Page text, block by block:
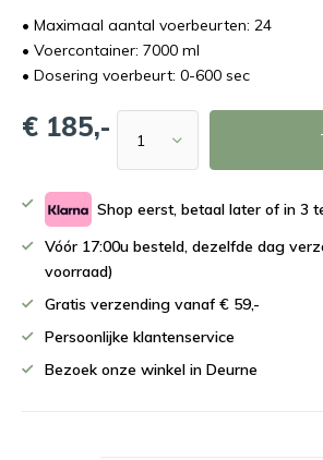
• Maximaal aantal voerbeurten: 24
• Voercontainer: 7000 ml
• Dosering voerbeurt: 0-600 sec
€ 185,-
Shop eerst, betaal later of in 3
Vóór 17:00u besteld, dezelfde dag
voorraad)
Gratis verzending vanaf € 59,-
Persoonlijke klantenservice
Bezoek onze winkel in Deurne